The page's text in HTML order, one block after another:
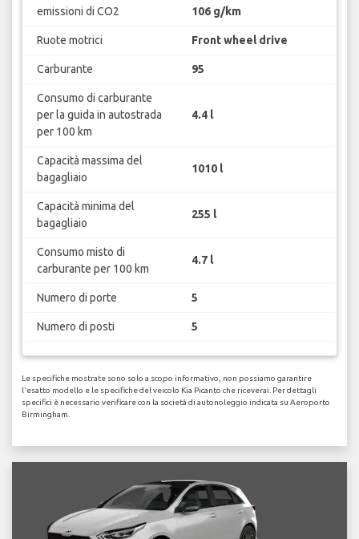
emissioni di CO2 106 g/km
Ruote motrici Front wheel drive
Carburante 95
Consumo di carburante
per la guida in autostrada
per 100 km
4.4 l
Capacità massima del
bagagliaio
1010 l
Capacità minima del
bagagliaio
255 l
Consumo misto di
carburante per 100 km
4.7 l
Numero di porte 5
Numero di posti 5
Le specifiche mostrate sono solo a scopo informativo, non possiamo garantire
l'esatto modello e le specifiche del veicolo Kia Picanto che riceverai. Per dettagli
specifici è necessario verificare con la società di autonoleggio indicata su Aeroporto
Birmingham.